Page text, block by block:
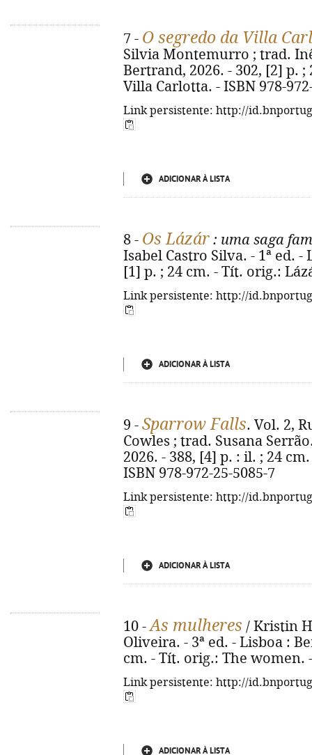
7 - O segredo da Villa
Silvia Montemurro ; trad.
Bertrand, 2026. - 302, [2] p.
Villa Carlotta. - ISBN 978-
Link persistente: http://
ADICIONAR À LISTA
8 - Os Lázár : uma saga
Isabel Castro Silva. - 1ª ed.
[1] p. ; 24 cm. - Tít. orig.:
Link persistente: http://
ADICIONAR À LISTA
9 - Sparrow Falls. Vol. 2,
Cowles ; trad. Susana
2026. - 388, [4] p. : il. ; 24
ISBN 978-972-25-5085-7
Link persistente: http://
ADICIONAR À LISTA
10 -As mulheres / Kristin
Oliveira. - 3ª ed. - Lisboa :
cm. - Tít. orig.: The women.
Link persistente: http://
ADICIONAR À LISTA